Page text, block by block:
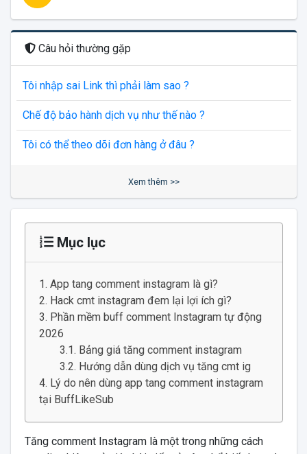
Câu hỏi thường gặp
Tôi nhập sai Link thì phải làm sao ?
Chế độ bảo hành dịch vụ như thế nào ?
Tôi có thể theo dõi đơn hàng ở đâu ?
Xem thêm >>
Mục lục
App tang comment instagram là gì?
Hack cmt instagram đem lại lợi ích gì?
Phần mềm buff comment Instagram tự động
2026
Bảng giá tăng comment instagram
Hướng dẫn dùng dịch vụ tăng cmt ig
Lý do nên dùng app tang comment instagram
tại BuffLikeSub
Tăng comment Instagram là một trong những cách